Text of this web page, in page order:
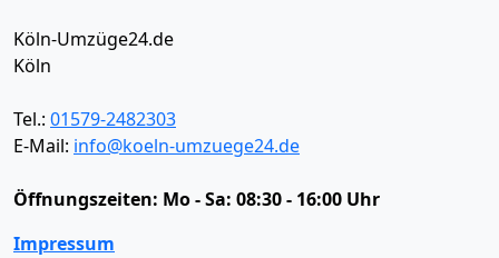
Köln-Umzüge24.de
Köln
Tel.: 01579-2482303
E-Mail: info@koeln-umzuege24.de
Öffnungszeiten: Mo - Sa: 08:30 - 16:00 Uhr
Impressum